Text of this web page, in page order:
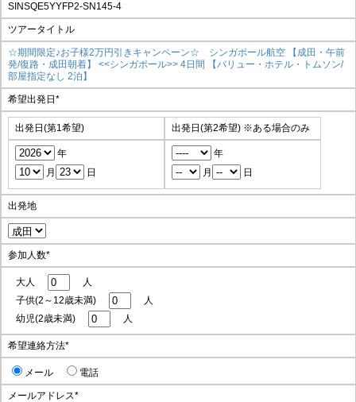
SINSQE5YYFP2-SN145-4
ツアータイトル
☆期間限定♪お子様2万円引きキャンペーン☆ シンガポール航空 【成田・午前
発/復路・成田朝着】 <<シンガポール>> 4日間 【バリュー・ホテル・トムソン/
部屋指定なし 2泊】
希望出発日 *
出発日(第1希望) 出発日(第2希望) ※ある場合のみ
年
月
日
年
月
日
出発地
参加人数*
大人
人
子供(2～12歳未満)
人
幼児(2歳未満)
人
希望連絡方法*
メール 電話
メールアドレス*